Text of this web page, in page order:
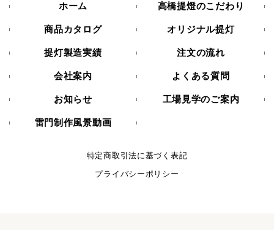
ホーム 高橋提燈のこだわり
商品カタログ オリジナル提灯
提灯製造実績 注文の流れ
会社案内 よくある質問
お知らせ 工場見学のご案内
雷門制作風景動画
特定商取引法に基づく表記
プライバシーポリシー